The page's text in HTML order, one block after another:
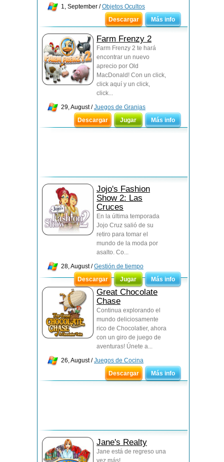
1, September /Objetos Ocultos
Descargar
Más info
Farm Frenzy 2
Farm Frenzy 2 te hará
encontrar un nuevo
aprecio por Old
MacDonald! Con un click,
click aquí y un click,
click...
29, August /Juegos de Granjas
Descargar
Jugar Más info
Jojo's Fashion
Show 2: Las
Cruces
En la última temporada
Jojo Cruz salió de su
retiro para tomar el
mundo de la moda por
asalto. Co...
28, August /Gestión de tiempo
Descargar
Jugar Más info
Great Chocolate
Chase
Continua explorando el
mundo deliciosamente
rico de Chocolatier, ahora
con un giro de juego de
aventuras! Únete a...
26, August /Juegos de Cocina
Descargar
Más info
Jane's Realty
Jane está de regreso una
vez más!